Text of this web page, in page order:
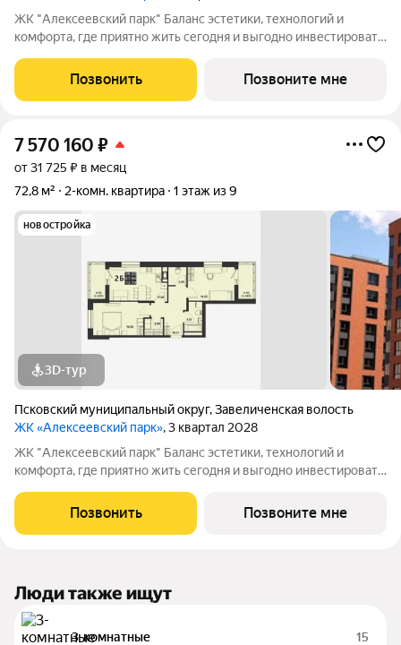
ЖК "Алексеевский парк" Баланс эстетики, технологий и
комфорта, где приятно жить сегодня и выгодно инвестировать
современный проект комфорт класса в развивающемся
районе дальнего Завеличья. Дом выполнен в
Позвонить Позвоните мне
7 570 160 ₽
от 31 725 ₽ в месяц
72,8 м²
2-комн. квартира 1 этаж из 9
новостройка
3D-тур
Псковский муниципальный округ,Завеличенская волость
ЖК «Алексеевский парк», 3 квартал 2028
ЖК "Алексеевский парк" Баланс эстетики, технологий и
комфорта, где приятно жить сегодня и выгодно инвестировать
современный проект комфорт класса в развивающемся
районе дальнего Завеличья. Дом выполнен в
Позвонить Позвоните мне
Люди также ищут
3-комнатные 15